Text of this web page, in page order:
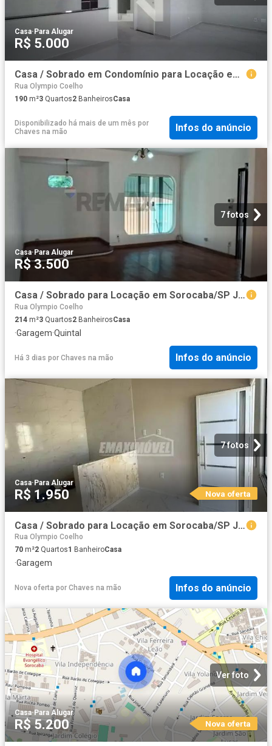
Casa· Para Alugar
R$ 5.000
Casa / Sobrado em Condomínio para Locação em Sorocaba/SP Jardim Eucalíptos 3 Quartos
Rua Olympio Coelho
190 m²3 Quartos2 BanheirosCasa
Disponibilizado há mais de um mês por
Chaves na mão
Infos do anúncio
7 fotos
Casa· Para Alugar
R$ 3.500
Casa / Sobrado para Locação em Sorocaba/SP Jardim Piratininga 3 Quartos
Rua Olympio Coelho
214 m²3 Quartos2 BanheirosCasa
·Garagem·Quintal
Há 3 dias por Chaves na mão Infos do anúncio
7 fotos
Casa·Para Alugar
R$ 1.950 Nova oferta
Casa / Sobrado para Locação em Sorocaba/SP Jardim Vergínia 2 Quartos
Rua Olympio Coelho
70 m²2 Quartos1 BanheiroCasa
·Garagem
Nova oferta por Chaves na mão Infos do anúncio
Ver foto
Casa·Para Alugar
R$ 5.200 Nova oferta